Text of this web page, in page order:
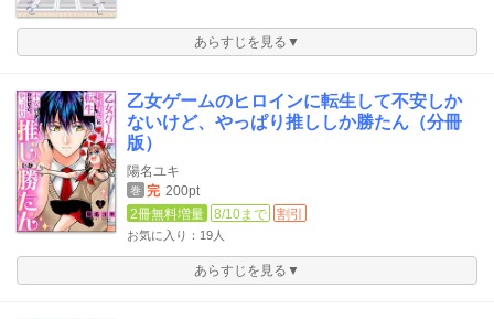
あらすじを見る▼
乙女ゲームのヒロインに転生して不安しか
ないけど、やっぱり推ししか勝たん（分冊
版）
陽名ユキ
巻 完 200pt
2冊無料増量
8/10まで 割引
お気に入り：19人
あらすじを見る▼